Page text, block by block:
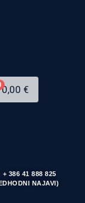
0,00 €
+ 386 41 888 825
NAJAVI)